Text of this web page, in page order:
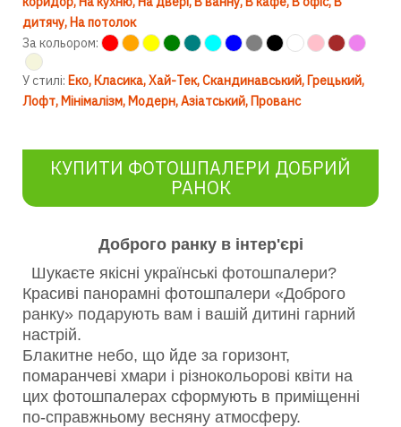
дитячу На потолок
За кольором:
У стилі: Еко Класика Хай-Тек Скандинавський Грецький
Лофт Мінімалізм Модерн Азіатський Прованс
КУПИТИ ФОТОШПАЛЕРИ ДОБРИЙ
РАНОК
Доброго ранку в інтер'єрі
Шукаєте якісні українські фотошпалери?
Красиві панорамні фотошпалери «Доброго
ранку» подарують вам і вашій дитині гарний
настрій.
Блакитне небо, що йде за горизонт,
помаранчеві хмари і різнокольорові квіти на
цих фотошпалерах сформують в приміщенні
по-справжньому весняну атмосферу.